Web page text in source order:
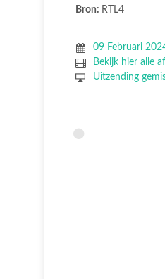
Bron: RTL4
09 Februari
Bekijk hier alle
Uitzending